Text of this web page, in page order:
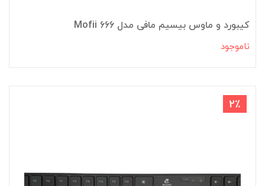
کیبورد و ماوس بیسیم مافی مدل 666 Mofii
ناموجود
2٪